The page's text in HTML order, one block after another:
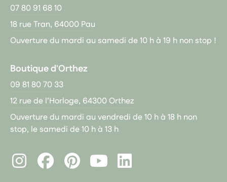
07 80 91 68 10
18 rue Tran, 64000 Pau
Ouverture du mardi au samedi de 10 h à 19 h non stop !
Boutique d'Orthez
09 81 80 70 33
12 rue de l’Horloge, 64300 Orthez
Ouverture du mardi au vendredi de 10 h à 18 h non
stop, le samedi de 10 h à 13 h
InstagramFacebookPinterest
LinkedIn